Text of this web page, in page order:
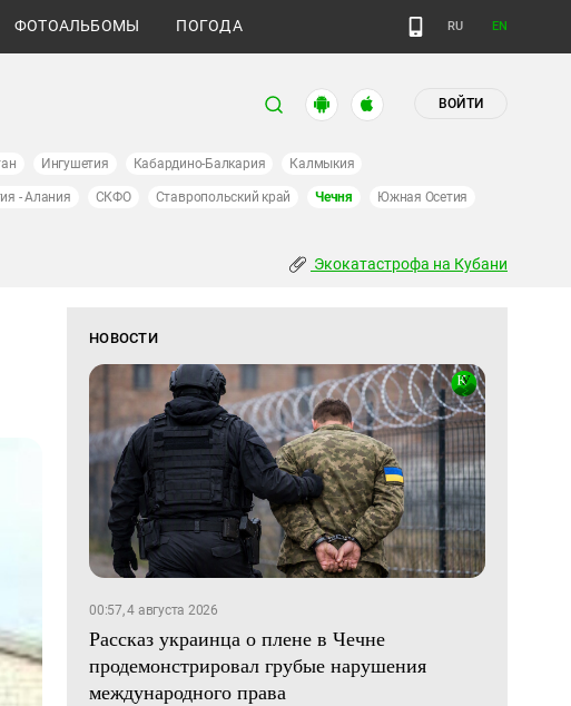
ФОТОАЛЬБОМЫ ПОГОДА RU EN
ВОЙТИ
Ингушетия Кабардино-Балкария Калмыкия
- Алания СКФО Ставропольский край Чечня Южная Осетия
Экокатастрофа на Кубани
НОВОСТИ
00:57, 4 августа 2026
Рассказ украинца о плене в Чечне
продемонстрировал грубые нарушения
международного права